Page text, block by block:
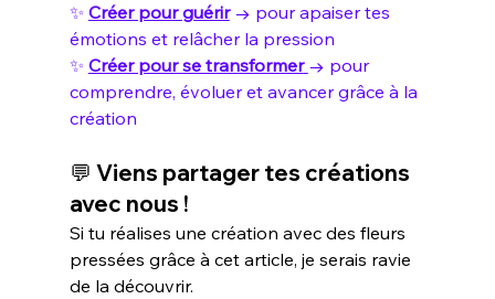
✨ Créer pour guérir → pour apaiser tes
émotions et relâcher la pression
✨ Créer pour se transformer → pour
comprendre, évoluer et avancer grâce à la
création
💬 Viens partager tes créations
avec nous !
Si tu réalises une création avec des fleurs
pressées grâce à cet article, je serais ravie
de la découvrir.